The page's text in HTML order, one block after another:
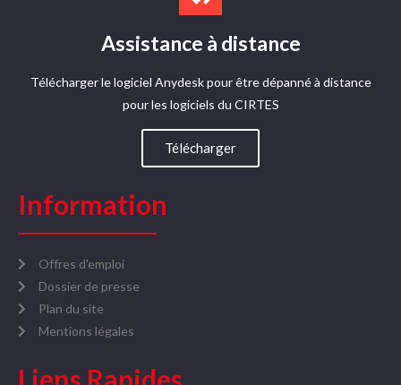
Assistance à distance
Télécharger le logiciel Anydesk pour être dépanné à distance
pour les logiciels du CIRTES​
Télécharger
Information
Offres d'emploi
Dossier de presse
Plan du site
Mentions légales